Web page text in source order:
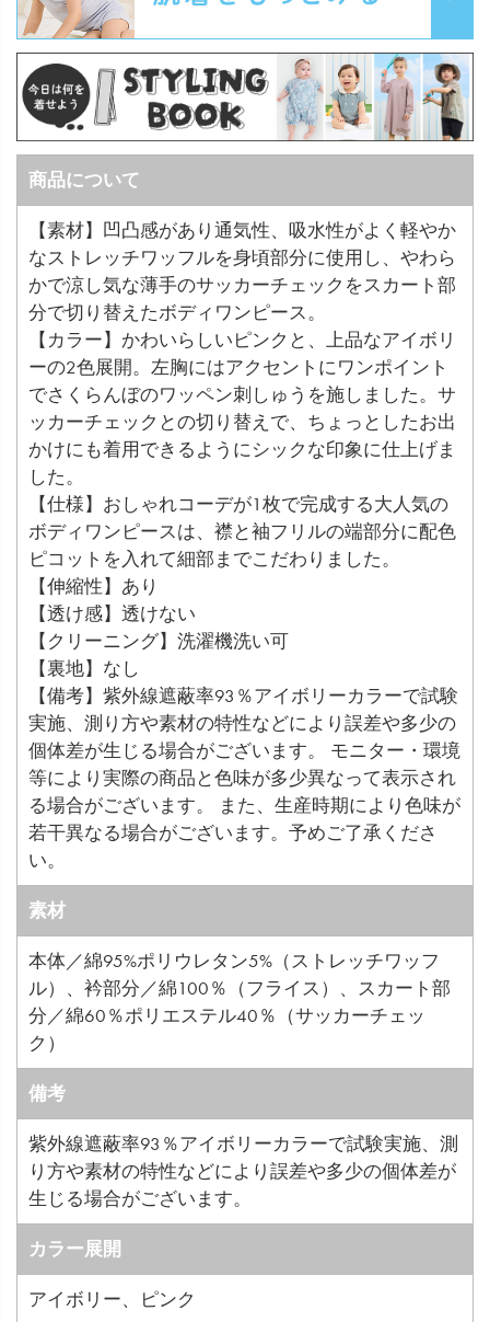
商品について
【素材】凹凸感があり通気性、吸水性がよく軽やか
なストレッチワッフルを身頃部分に使用し、やわら
かで涼し気な薄手のサッカーチェックをスカート部
分で切り替えたボディワンピース。
【カラー】かわいらしいピンクと、上品なアイボリ
ーの2色展開。左胸にはアクセントにワンポイント
でさくらんぼのワッペン刺しゅうを施しました。サ
ッカーチェックとの切り替えで、ちょっとしたお出
かけにも着用できるようにシックな印象に仕上げま
した。
【仕様】おしゃれコーデが1枚で完成する大人気の
ボディワンピースは、襟と袖フリルの端部分に配色
ピコットを入れて細部までこだわりました。
【伸縮性】あり
【透け感】透けない
【クリーニング】洗濯機洗い可
【裏地】なし
【備考】紫外線遮蔽率93％アイボリーカラーで試験
実施、測り方や素材の特性などにより誤差や多少の
個体差が生じる場合がございます。 モニター・環境
等により実際の商品と色味が多少異なって表示され
る場合がございます。 また、生産時期により色味が
若干異なる場合がございます。予めご了承くださ
い。
素材
本体／綿95%ポリウレタン5%（ストレッチワッフ
ル）、衿部分／綿100％（フライス）、スカート部
分／綿60％ポリエステル40％（サッカーチェッ
ク）
備考
紫外線遮蔽率93％アイボリーカラーで試験実施、測
り方や素材の特性などにより誤差や多少の個体差が
生じる場合がございます。
カラー展開
アイボリー、ピンク